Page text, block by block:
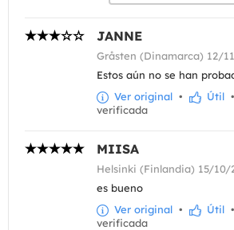
JANNE
Gråsten (Dinamarca) 12/
Estos aún no se han
Ver original • Útil •
verificada
MIISA
Helsinki (Finlandia) 15/10/
es bueno
Ver original • Útil •
verificada